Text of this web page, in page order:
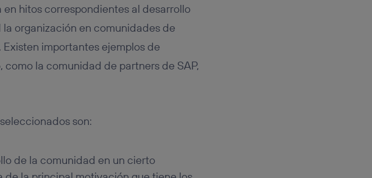
hitos correspondientes al desarrollo
la organización en comunidades de
Existen importantes ejemplos de
la comunidad de partners de SAP,
son:
de la comunidad en un cierto